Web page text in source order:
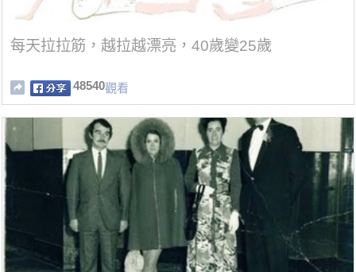
每天拉拉筋，越拉越漂亮，40歲變25歲
48540觀看